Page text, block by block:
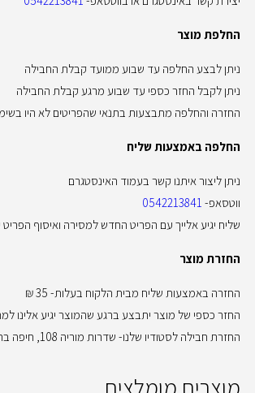
החלפת מוצר
ניתן לבצע החלפה עד שבוע ממועד קבלת החבילה
ניתן לקבל החזר כספי עד שבוע מרגע קבלת החבילה
החזרה והחלפה מתבצעות בתנאי שהפריטים לא היו
החלפה באמצעות שליח
ניתן ליצור איתנו קשר בעמוד האינסטגרם
ווטסאפ- 0542213841
שליח יגיע אלייך עם הפריט החדש למסירה ואיסוף הפריט
החזרת מוצר
החזרה באמצעות שליח מבית הלקוח בעלות- 35 ₪
החזר כספי של מוצר יתבצע ברגע שהמוצר יגיע אלינו
החזרת חבילה לסטודיו שלנו- שדרות מוריה 108, חיפה בתיאום מראש (חינם)
מוצרים מומלצים